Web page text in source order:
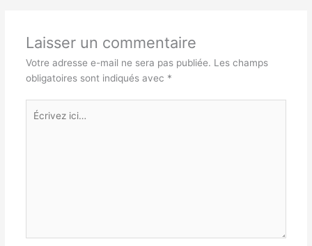
Laisser un commentaire
Votre adresse e-mail ne sera pas publiée. Les champs
obligatoires sont indiqués avec *
Écrivez
ici…